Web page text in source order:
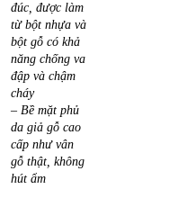
đúc, được làm
từ bột nhựa và
bột gỗ có khả
năng chống va
đập và chậm
cháy
– Bề mặt phủ
da giả gỗ cao
cấp như vân
gỗ thật, không
hút ẩm